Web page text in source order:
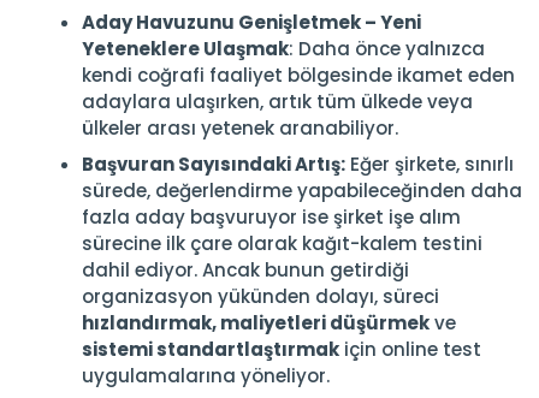
Aday Havuzunu Genişletmek – Yeni
Yeteneklere Ulaşmak: Daha önce yalnızca
kendi coğrafi faaliyet bölgesinde ikamet eden
adaylara ulaşırken, artık tüm ülkede veya
ülkeler arası yetenek aranabiliyor.
Başvuran Sayısındaki Artış: Eğer şirkete, sınırlı
sürede, değerlendirme yapabileceğinden daha
fazla aday başvuruyor ise şirket işe alım
sürecine ilk çare olarak kağıt-kalem testini
dahil ediyor. Ancak bunun getirdiği
organizasyon yükünden dolayı, süreci
hızlandırmak, maliyetleri düşürmekve
sistemi standartlaştırmak için online test
uygulamalarına yöneliyor.